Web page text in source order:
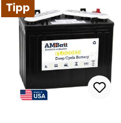
Tipp